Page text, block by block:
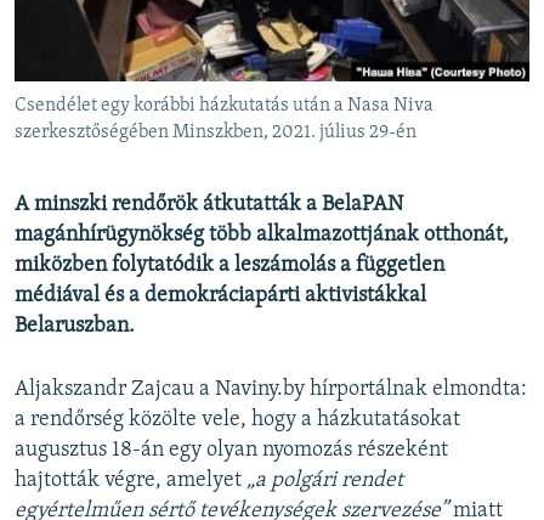
KLÍMAVÁLTOZÁS
A MÚLT TANULSÁGAI
Valamennyi RFE/RL weboldal
Csendélet egy korábbi házkutatás után a Nasa Niva
szerkesztőségében Minszkben, 2021. július 29-én
A minszki rendőrök átkutatták a BelaPAN
magánhírügynökség több alkalmazottjának otthonát,
miközben folytatódik a leszámolás a független
médiával és a demokráciapárti aktivistákkal
Belaruszban.
Aljakszandr Zajcau a Naviny.by hírportálnak elmondta:
a rendőrség közölte vele, hogy a házkutatásokat
augusztus 18-án egy olyan nyomozás részeként
hajtották végre, amelyet „a polgári rendet
egyértelműen sértő tevékenységek szervezése”miatt